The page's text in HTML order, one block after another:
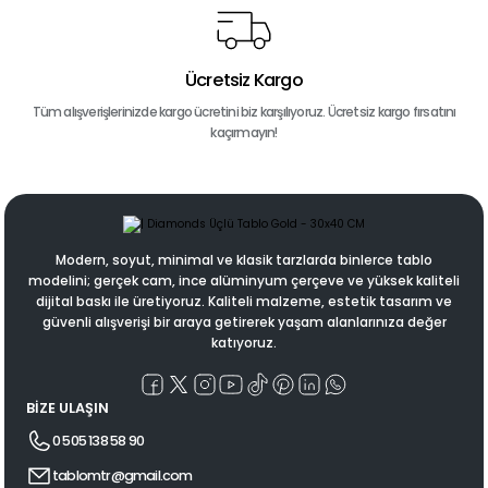
Ücretsiz Kargo
Tüm alışverişlerinizde kargo ücretini biz karşılıyoruz. Ücretsiz kargo fırsatını
kaçırmayın!
Modern, soyut, minimal ve klasik tarzlarda binlerce tablo
modelini; gerçek cam, ince alüminyum çerçeve ve yüksek kaliteli
dijital baskı ile üretiyoruz. Kaliteli malzeme, estetik tasarım ve
güvenli alışverişi bir araya getirerek yaşam alanlarınıza değer
katıyoruz.
BİZE ULAŞIN
0 505 138 58 90
tablomtr@gmail.com